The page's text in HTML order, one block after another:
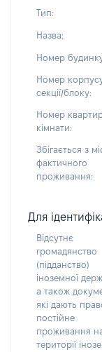
Тип:
Назва:
Номер
Номер
секції/блоку:
Номер
кімнати:
Збігається з
фактичного
проживання:
Для
Відсутнє
громадянство
(підданство)
іноземної
а також
які дають
постійне
проживання
території